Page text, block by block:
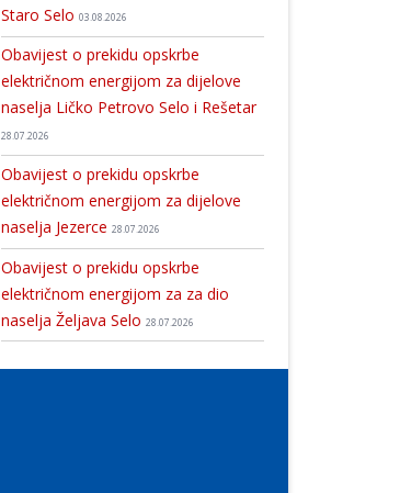
Staro Selo 03.08.2026
Obavijest o prekidu opskrbe
električnom energijom za dijelove
naselja Ličko Petrovo Selo i Rešetar
28.07.2026
Obavijest o prekidu opskrbe
električnom energijom za dijelove
naselja Jezerce 28.07.2026
Obavijest o prekidu opskrbe
električnom energijom za za dio
naselja Željava Selo 28.07.2026